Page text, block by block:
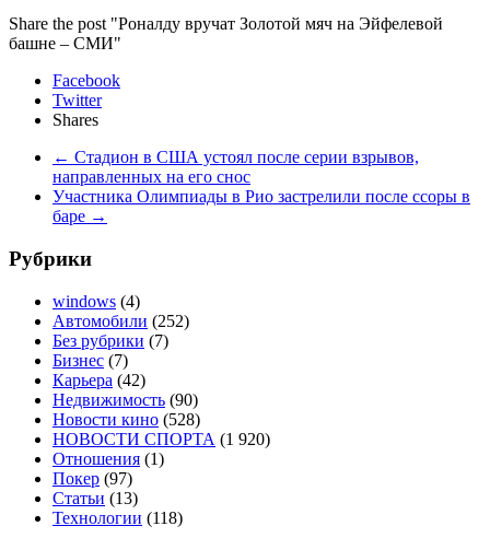
Share the post "Роналду вручат Золотой мяч на Эйфелевой
башне – СМИ"
Facebook
Twitter
Shares
← Стадион в США устоял после серии взрывов,
направленных на его снос
Участника Олимпиады в Рио застрелили после ссоры в
баре →
Рубрики
windows (4)
Автомобили (252)
Без рубрики (7)
Бизнес (7)
Карьера (42)
Недвижимость (90)
Новости кино (528)
НОВОСТИ СПОРТА (1 920)
Отношения (1)
Покер (97)
Статьи (13)
Технологии (118)